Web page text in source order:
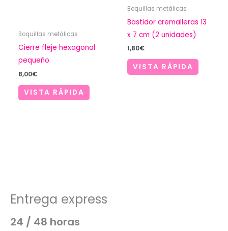
Boquillas metálicas
Cierre fleje hexagonal
pequeño.
8,00€
VISTA RÁPIDA
Boquillas metálicas
Bastidor cremalleras 13
x 7 cm (2 unidades)
1,80€
VISTA RÁPIDA
Entrega express
24 / 48 horas